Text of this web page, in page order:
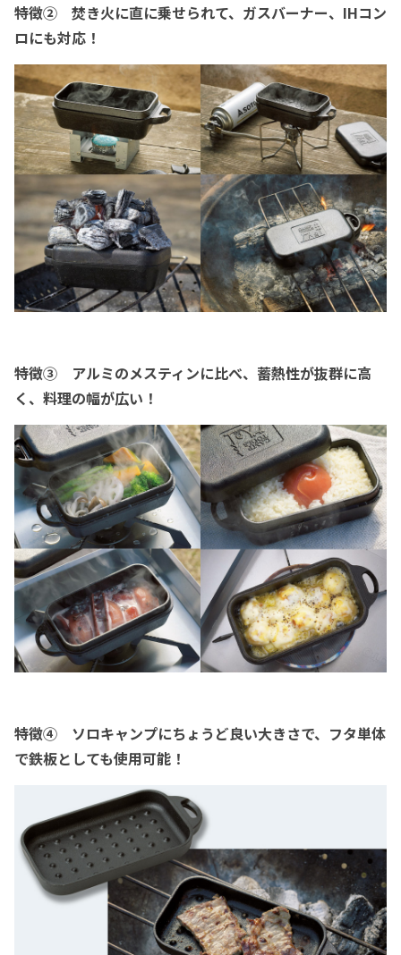
特徴② 焚き火に直に乗せられて、ガスバーナー、IHコン
ロにも対応！
特徴③ アルミのメスティンに比べ、蓄熱性が抜群に高
く、料理の幅が広い！
特徴④ ソロキャンプにちょうど良い大きさで、フタ単体
で鉄板としても使用可能！